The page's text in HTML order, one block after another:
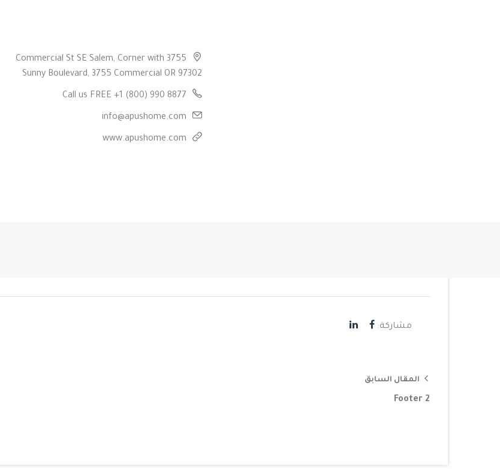
3755 Commercial St SE Salem, Corner with
Sunny Boulevard, 3755 Commercial OR 97302
Call us FREE +1 (800) 990 8877
info@apushome.com
www.apushome.com
مشاركة:
المقال السابق
Footer 2